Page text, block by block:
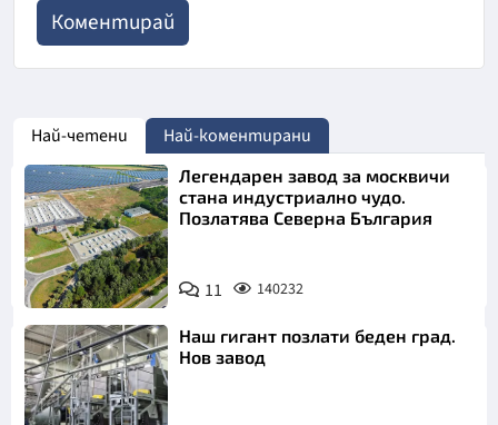
Най-четени Най-коментирани
Легендарен завод за москвичи
стана индустриално чудо.
Позлатява Северна България
11 140232
Наш гигант позлати беден град.
Нов завод